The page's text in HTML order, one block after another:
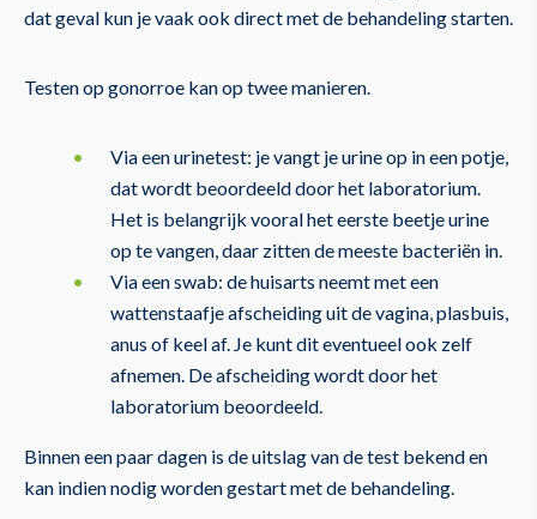
dat geval kun je vaak ook direct met de behandeling starten.
Testen op gonorroe kan op twee manieren.
Via een urinetest: je vangt je urine op in een potje,
dat wordt beoordeeld door het laboratorium.
Het is belangrijk vooral het eerste beetje urine
op te vangen, daar zitten de meeste bacteriën in.
Via een swab: de huisarts neemt met een
wattenstaafje afscheiding uit de vagina, plasbuis,
anus of keel af. Je kunt dit eventueel ook zelf
afnemen. De afscheiding wordt door het
laboratorium beoordeeld.
Binnen een paar dagen is de uitslag van de test bekend en
kan indien nodig worden gestart met de behandeling.